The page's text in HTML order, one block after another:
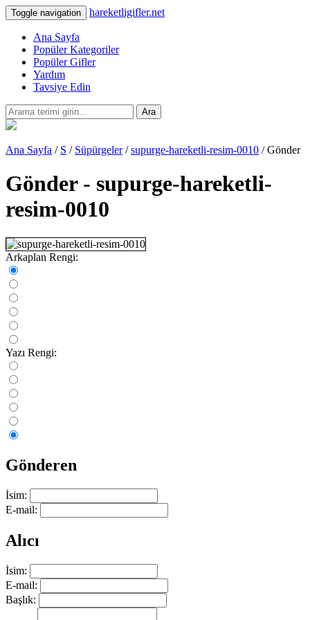
Toggle navigation hareketligifler.net
Ana Sayfa
Popüler Kategoriler
Popüler Gifler
Yardım
Tavsiye Edin
Ara
Ana Sayfa / S / Süpürgeler/supurge-hareketli-resim-0010 / Gönder
Gönder - supurge-hareketli-
resim-0010
Arkaplan Rengi:
Yazı Rengi:
Gönderen
İsim:
E-mail:
Alıcı
İsim:
E-mail:
Başlık: